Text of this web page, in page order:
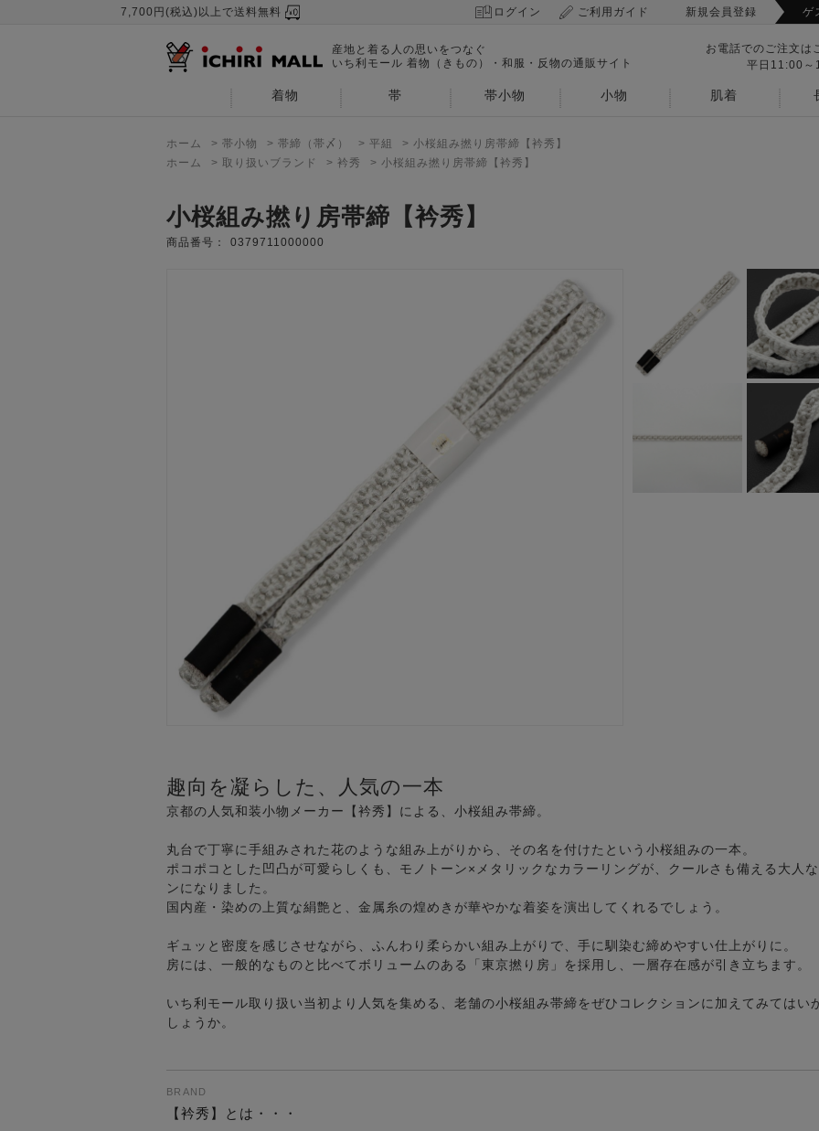
7,700円(税込)以上で送料無料 ログイン ご利用ガイド 新規会員登録 ゲ
産地と着る人の思いをつなぐ
いち利モール 着物（きもの）・和服・反物の通販サイト
お電話でのご注文は
平日11:00～
着物 帯 帯小物 小物 肌着
ホーム > 帯小物 > 帯締（帯〆） > 平組 > 小桜組み撚り房帯締【衿秀】
ホーム
> 取り扱いブランド > 衿秀 > 小桜組み撚り房帯締【衿秀】
小桜組み撚り房帯締【衿秀】
商品番号： 0379711000000
趣向を凝らした、人気の一本
京都の人気和装小物メーカー【衿秀】による、小桜組み帯締。
丸台で丁寧に手組みされた花のような組み上がりから、その名を付けたという小桜組みの一本。
ポコポコとした凹凸が可愛らしくも、モノトーン×メタリックなカラーリングが、クールさも備える大人
ンになりました。
国内産・染めの上質な絹艶と、金属糸の煌めきが華やかな着姿を演出してくれるでしょう。
ギュッと密度を感じさせながら、ふんわり柔らかい組み上がりで、手に馴染む締めやすい仕上がりに。
房には、一般的なものと比べてボリュームのある「東京撚り房」を採用し、一層存在感が引き立ちます。
いち利モール取り扱い当初より人気を集める、老舗の小桜組み帯締をぜひコレクションに加えてみてはい
しょうか。
BRAND
【衿秀】とは・・・